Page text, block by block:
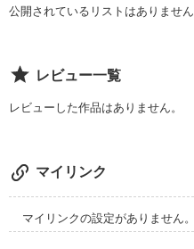
公開されているリストはありません
レビュー一覧
レビューした作品はありません。
マイリンク
マイリンクの設定がありません。